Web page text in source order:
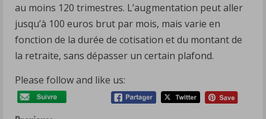
au moins 120 trimestres. L’augmentation peut aller
jusqu’à 100 euros brut par mois, mais varie en
fonction de la durée de cotisation et du montant de
la retraite, sans dépasser un certain plafond.
Please follow and like us: